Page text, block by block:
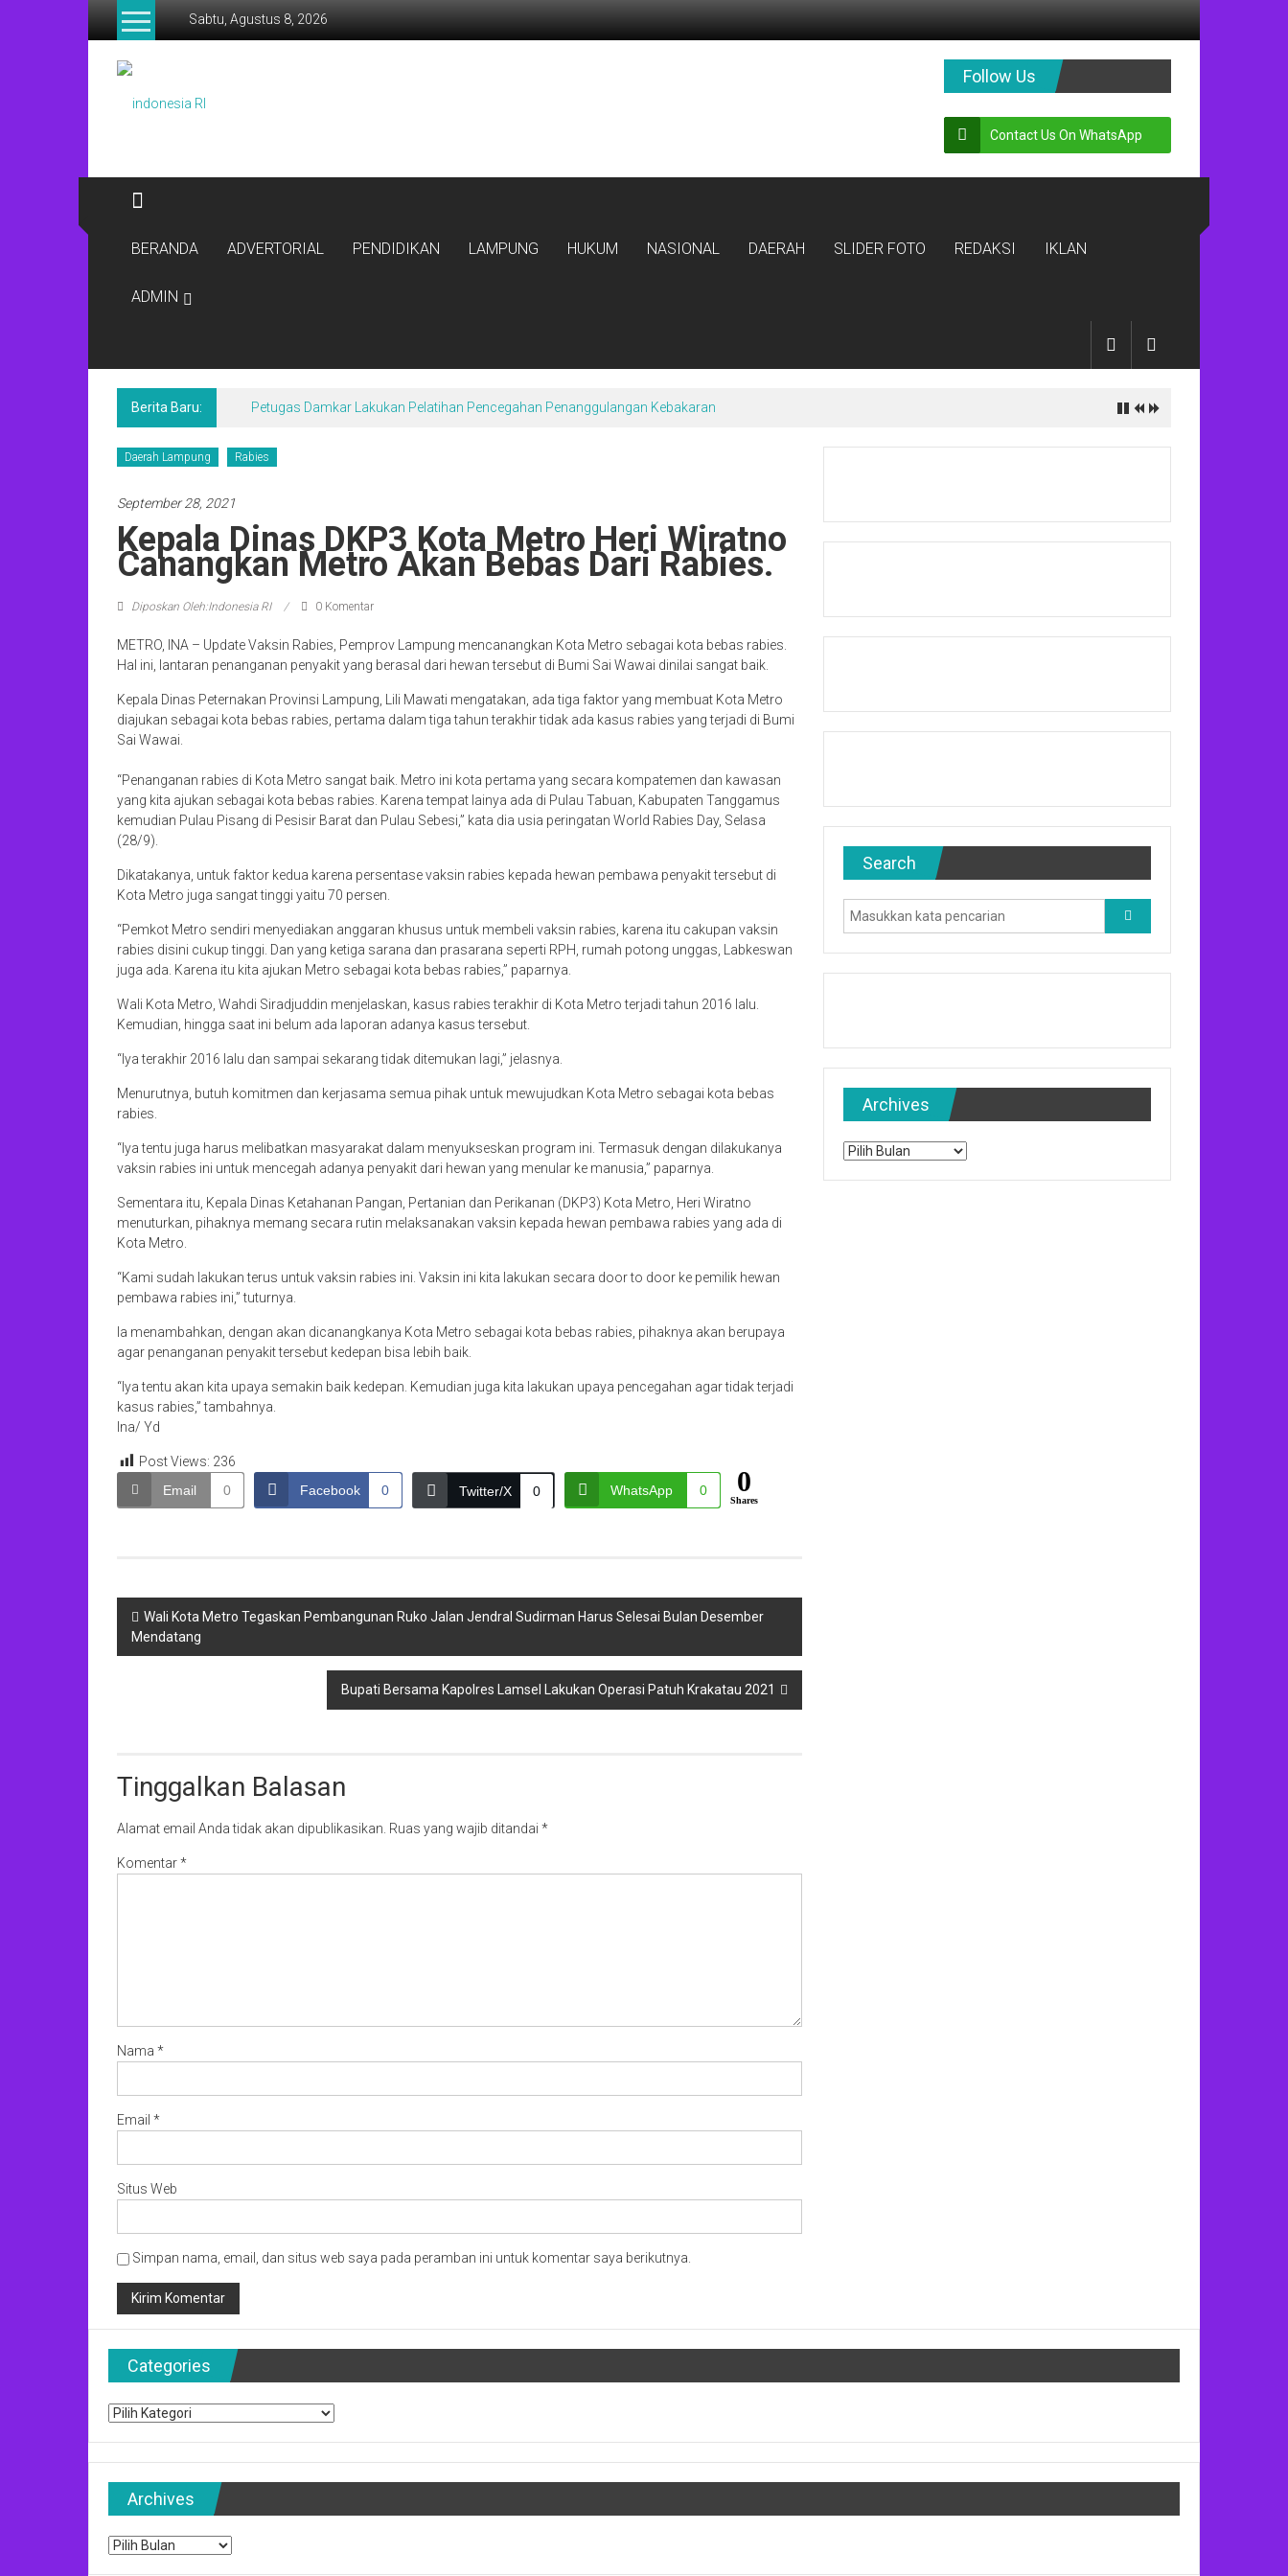
Lompat
Sabtu, Agustus 8, 2026
indonesia
RI
Menyikap
Dan
Follow Us
Contact Us On WhatsApp
BERANDA ADVERTORIAL PENDIDIKAN LAMPUNG HUKUM NASIONAL DAERAH SLIDER FOTO REDAKSI IKLAN
ADMIN
Berita Baru: Petugas Damkar Lakukan Pelatihan Pencegahan Penanggulangan Kebakaran
Daerah Lampung Rabies
September 28, 2021
Kepala Dinas DKP3 Kota Metro Heri Wiratno
Canangkan Metro Akan Bebas Dari Rabies.
Diposkan Oleh:Indonesia RI 0 Komentar
METRO, INA – Update Vaksin Rabies, Pemprov Lampung mencanangkan Kota Metro sebagai kota bebas rabies.
Hal ini, lantaran penanganan penyakit yang berasal dari hewan tersebut di Bumi Sai Wawai dinilai sangat baik.
Kepala Dinas Peternakan Provinsi Lampung, Lili Mawati mengatakan, ada tiga faktor yang membuat Kota Metro
diajukan sebagai kota bebas rabies, pertama dalam tiga tahun terakhir tidak ada kasus rabies yang terjadi di Bumi
Sai Wawai.
“Penanganan rabies di Kota Metro sangat baik. Metro ini kota pertama yang secara kompatemen dan kawasan
yang kita ajukan sebagai kota bebas rabies. Karena tempat lainya ada di Pulau Tabuan, Kabupaten Tanggamus
kemudian Pulau Pisang di Pesisir Barat dan Pulau Sebesi,” kata dia usia peringatan World Rabies Day, Selasa
(28/9).
Dikatakanya, untuk faktor kedua karena persentase vaksin rabies kepada hewan pembawa penyakit tersebut di
Kota Metro juga sangat tinggi yaitu 70 persen.
“Pemkot Metro sendiri menyediakan anggaran khusus untuk membeli vaksin rabies, karena itu cakupan vaksin
rabies disini cukup tinggi. Dan yang ketiga sarana dan prasarana seperti RPH, rumah potong unggas, Labkeswan
juga ada. Karena itu kita ajukan Metro sebagai kota bebas rabies,” paparnya.
Wali Kota Metro, Wahdi Siradjuddin menjelaskan, kasus rabies terakhir di Kota Metro terjadi tahun 2016 lalu.
Kemudian, hingga saat ini belum ada laporan adanya kasus tersebut.
“Iya terakhir 2016 lalu dan sampai sekarang tidak ditemukan lagi,” jelasnya.
Menurutnya, butuh komitmen dan kerjasama semua pihak untuk mewujudkan Kota Metro sebagai kota bebas
rabies.
“Iya tentu juga harus melibatkan masyarakat dalam menyukseskan program ini. Termasuk dengan dilakukanya
vaksin rabies ini untuk mencegah adanya penyakit dari hewan yang menular ke manusia,” paparnya.
Sementara itu, Kepala Dinas Ketahanan Pangan, Pertanian dan Perikanan (DKP3) Kota Metro, Heri Wiratno
menuturkan, pihaknya memang secara rutin melaksanakan vaksin kepada hewan pembawa rabies yang ada di
Kota Metro.
“Kami sudah lakukan terus untuk vaksin rabies ini. Vaksin ini kita lakukan secara door to door ke pemilik hewan
pembawa rabies ini,” tuturnya.
Ia menambahkan, dengan akan dicanangkanya Kota Metro sebagai kota bebas rabies, pihaknya akan berupaya
agar penanganan penyakit tersebut kedepan bisa lebih baik.
“Iya tentu akan kita upaya semakin baik kedepan. Kemudian juga kita lakukan upaya pencegahan agar tidak terjadi
kasus rabies,” tambahnya.
Ina/ Yd
Post Views: 236
Email
0 Facebook 0 Twitter/X 0 WhatsApp 0 0
Shares
Navigasi
pos
Wali Kota Metro Tegaskan Pembangunan Ruko Jalan Jendral Sudirman Harus Selesai Bulan Desember
Mendatang
Bupati Bersama Kapolres Lamsel Lakukan Operasi Patuh Krakatau 2021
Tinggalkan Balasan
Alamat email Anda tidak akan dipublikasikan. Ruas yang wajib ditandai *
Komentar*
Nama *
Email *
Situs Web
Simpan nama, email, dan situs web saya pada peramban ini untuk komentar saya berikutnya.
Search
Archives
Archives
Categories
Categories
Archives
Archives